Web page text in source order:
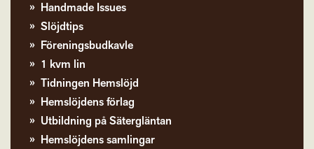
Handmade Issues
Slöjdtips
Föreningsbudkavle
1 kvm lin
Tidningen Hemslöjd
Hemslöjdens förlag
Utbildning på Sätergläntan
Hemslöjdens samlingar